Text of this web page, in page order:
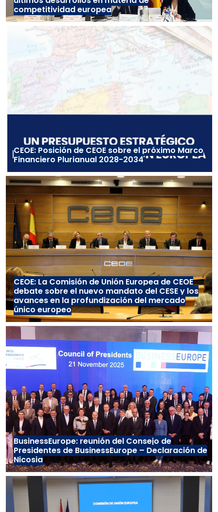
competitividad europea
CEOE: Posición de CEOE sobre el próximo Marco
Financiero Plurianual 2028-2034
CEOE: La Comisión de Unión Europea de CEOE
debate sobre el nuevo mandato del CESE y los
avances en la profundización del mercado
único europeo
BusinessEurope: reunión del Consejo de
Presidentes de BusinessEurope – Declaración de
Nicosia